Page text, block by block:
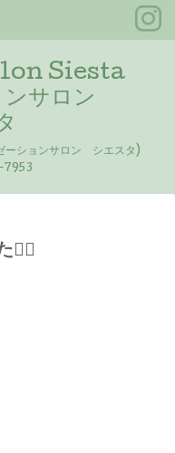
Siesta
サロン
ションサロン シエスタ)
🙇‍♀️